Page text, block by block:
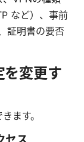
など）、事前
証明書の要否
変更す
ます。
セス